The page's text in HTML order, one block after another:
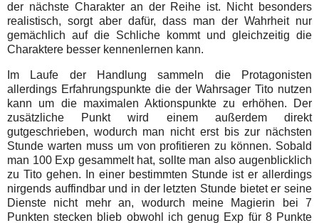
der nächste Charakter an der Reihe ist. Nicht besonders
realistisch, sorgt aber dafür, dass man der Wahrheit nur
gemächlich auf die Schliche kommt und gleichzeitig die
Charaktere besser kennenlernen kann.
Im Laufe der Handlung sammeln die Protagonisten
allerdings Erfahrungspunkte die der Wahrsager Tito nutzen
kann um die maximalen Aktionspunkte zu erhöhen. Der
zusätzliche Punkt wird einem außerdem direkt
gutgeschrieben, wodurch man nicht erst bis zur nächsten
Stunde warten muss um von profitieren zu können. Sobald
man 100 Exp gesammelt hat, sollte man also augenblicklich
zu Tito gehen. In einer bestimmten Stunde ist er allerdings
nirgends auffindbar und in der letzten Stunde bietet er seine
Dienste nicht mehr an, wodurch meine Magierin bei 7
Punkten stecken blieb obwohl ich genug Exp für 8 Punkte